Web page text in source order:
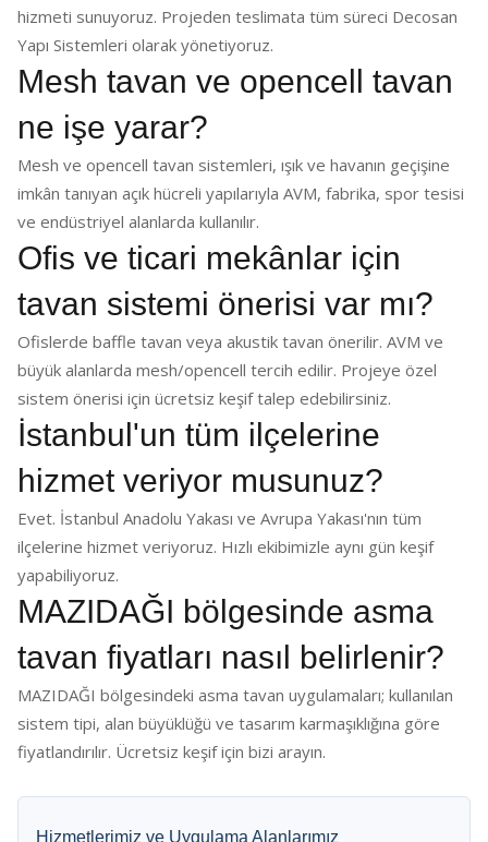
hizmeti sunuyoruz. Projeden teslimata tüm süreci Decosan
Yapı Sistemleri olarak yönetiyoruz.
Mesh tavan ve opencell tavan
ne işe yarar?
Mesh ve opencell tavan sistemleri, ışık ve havanın geçişine
imkân tanıyan açık hücreli yapılarıyla AVM, fabrika, spor tesisi
ve endüstriyel alanlarda kullanılır.
Ofis ve ticari mekânlar için
tavan sistemi önerisi var mı?
Ofislerde baffle tavan veya akustik tavan önerilir. AVM ve
büyük alanlarda mesh/opencell tercih edilir. Projeye özel
sistem önerisi için ücretsiz keşif talep edebilirsiniz.
İstanbul'un tüm ilçelerine
hizmet veriyor musunuz?
Evet. İstanbul Anadolu Yakası ve Avrupa Yakası'nın tüm
ilçelerine hizmet veriyoruz. Hızlı ekibimizle aynı gün keşif
yapabiliyoruz.
MAZIDAĞI bölgesinde asma
tavan fiyatları nasıl belirlenir?
MAZIDAĞI bölgesindeki asma tavan uygulamaları; kullanılan
sistem tipi, alan büyüklüğü ve tasarım karmaşıklığına göre
fiyatlandırılır. Ücretsiz keşif için bizi arayın.
Hizmetlerimiz ve Uygulama Alanlarımız